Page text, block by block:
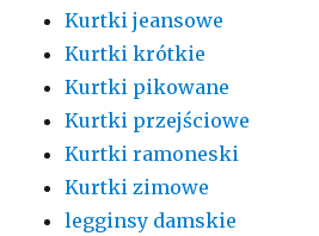
Kurtki jeansowe
Kurtki krótkie
Kurtki pikowane
Kurtki przejściowe
Kurtki ramoneski
Kurtki zimowe
legginsy damskie